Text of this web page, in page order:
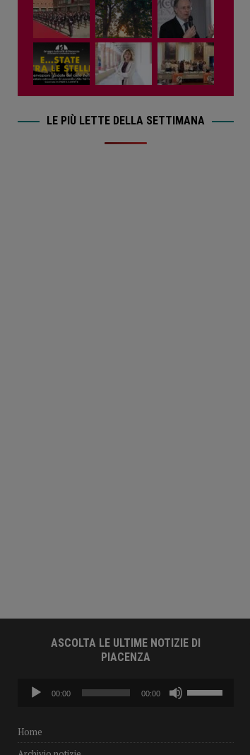
LE PIÙ LETTE DELLA SETTIMANA
ASCOLTA LE ULTIME NOTIZIE DI
PIACENZA
Audio
Player
00:00 00:00
i
su/giù
Home